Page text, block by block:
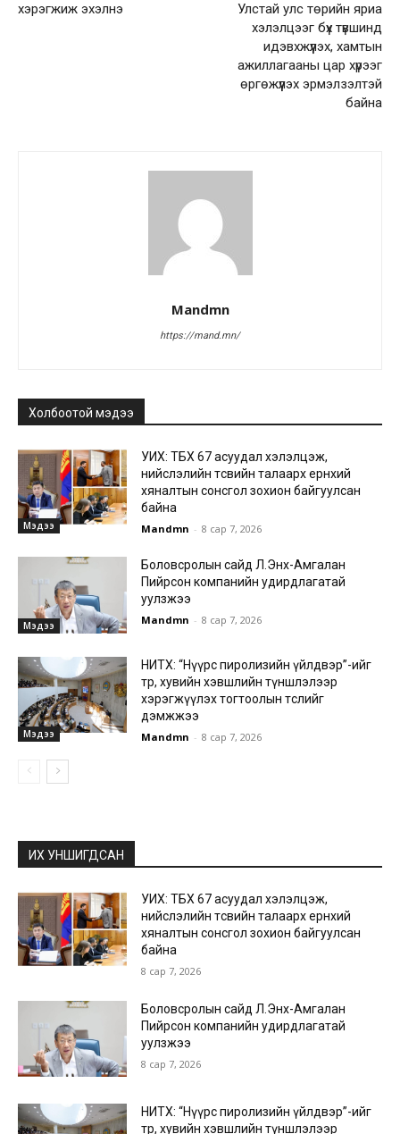
хэрэгжиж эхэлнэ
Улстай улс төрийн яриа
хэлэлцээг бүх түвшинд
идэвхжүүлэх, хамтын
ажиллагааны цар хүрээг
өргөжүүлэх эрмэлзэлтэй
байна
Mandmn
https://mand.mn/
Холбоотой мэдээ
Мэдээ
УИХ: ТБХ 67 асуудал хэлэлцэж,
нийслэлийн төсвийн талаарх ерөнхий
хяналтын сонсгол зохион байгуулсан
байна
Mandmn - 8 сар 7, 2026
Мэдээ
Боловсролын сайд Л.Энх-Амгалан
Пийрсон компанийн удирдлагатай
уулзжээ
Mandmn - 8 сар 7, 2026
Мэдээ
НИТХ: “Нүүрс пиролизийн үйлдвэр”-ийг
төр, хувийн хэвшлийн түншлэлээр
хэрэгжүүлэх тогтоолын төслийг
дэмжжээ
Mandmn - 8 сар 7, 2026
ИХ УНШИГДСАН
УИХ: ТБХ 67 асуудал хэлэлцэж,
нийслэлийн төсвийн талаарх ерөнхий
хяналтын сонсгол зохион байгуулсан
байна
8 сар 7, 2026
Боловсролын сайд Л.Энх-Амгалан
Пийрсон компанийн удирдлагатай
уулзжээ
8 сар 7, 2026
НИТХ: “Нүүрс пиролизийн үйлдвэр”-ийг
төр, хувийн хэвшлийн түншлэлээр